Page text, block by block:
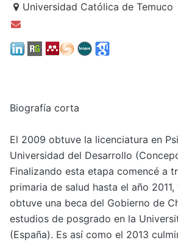
Universidad Católica de Temuco
Biografía corta
El 2009 obtuve la licenciatura en
Universidad del Desarrollo
Finalizando esta etapa comencé a
primaria de salud hasta el año
obtuve una beca del Gobierno de
estudios de posgrado en la
(España). Es así como el 2013